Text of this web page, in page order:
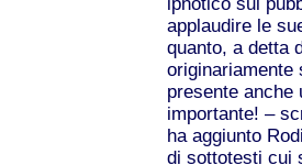
applaudire le
quanto, a detta
originariamente
presente anche
importante! –
ha aggiunto
di sottotesti cui